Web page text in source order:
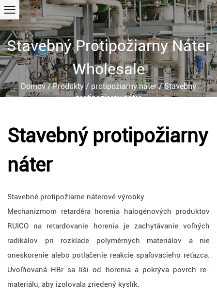
Stavebný Protipožiarny Náter
Wholesale
Domov/Produkty/ protipožiarny náter/Stavebný
protipožiarny náter
Stavebný protipožiarny
náter
Stavebné protipožiarne náterové výrobky
Mechanizmom retardéra horenia halogénových produktov
RUICO na retardovanie horenia je zachytávanie voľných
radikálov pri rozklade polymérnych materiálov a nie
oneskorenie alebo potlačenie reakcie spaľovacieho reťazca.
Uvoľňovaná HBr sa líši od horenia a pokrýva povrch re-
materiálu, aby izolovala zriedený kyslík.